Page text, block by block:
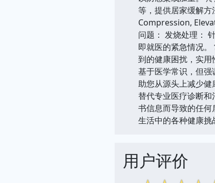
等，提供居家缓解
Compression,
问题： 发烧处理：
即就医的紧急情况
到的健康困扰，实
基于医学常识，但
助您从源头上减少
替代专业医疗诊断
书信息而导致的任
生活中的各种健康挑
用户评价